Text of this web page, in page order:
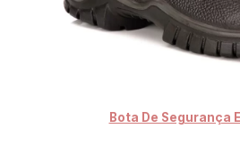
Bota De Segurança